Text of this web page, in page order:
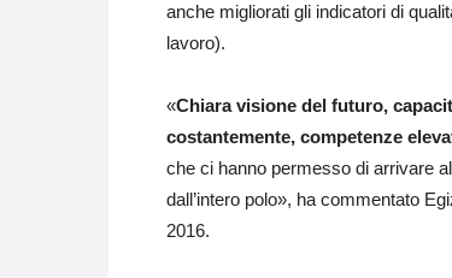
anche migliorati gli indicatori di
lavoro).
«Chiara visione del futuro,
costantemente, competenze
che ci hanno permesso di arrivare
dall’intero polo», ha commentato
2016.